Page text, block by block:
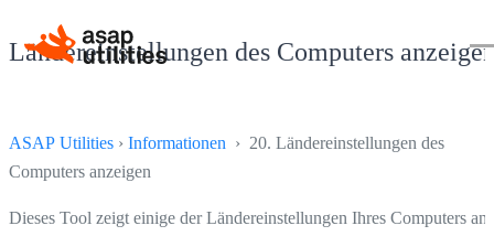
Ländereinstellungen des Computers
ASAP Utilities › Informationen › 20. Ländereinstellungen des
Computers anzeigen
Dieses Tool zeigt einige der Ländereinstellungen Ihres Computers an.